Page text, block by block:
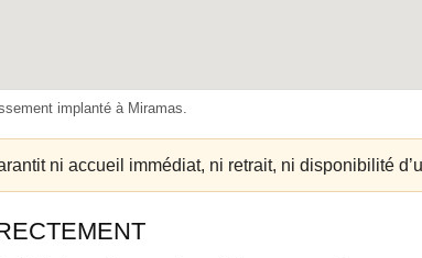
implanté à Miramas.
ni accueil immédiat, ni retrait, ni disponibilité